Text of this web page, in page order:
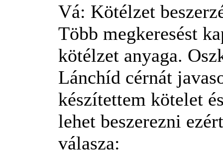
Vá: Kötélzet
Több megkeresést
kötélzet anyaga.
Lánchíd cérnát
készítettem kötelet
lehet beszerezni
válasza: